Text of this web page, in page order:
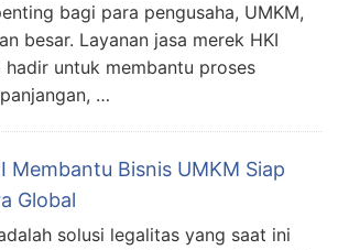
bagi para pengusaha, UMKM,
besar. Layanan jasa merek HKI
untuk membantu proses
…
Membantu Bisnis UMKM Siap
Global
solusi legalitas yang saat ini